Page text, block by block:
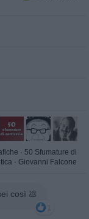
· 50 Sfumature di
· Giovanni Falcone
così 💩
1